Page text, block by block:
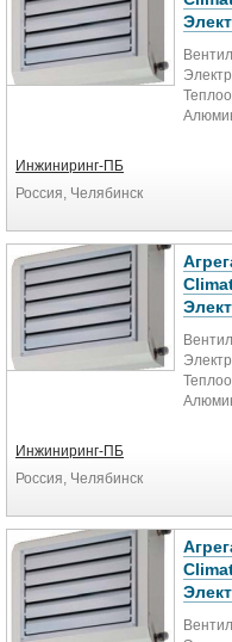
Инжиниринг-ПБ
Россия, Челябинск
Инжиниринг-ПБ
Россия, Челябинск